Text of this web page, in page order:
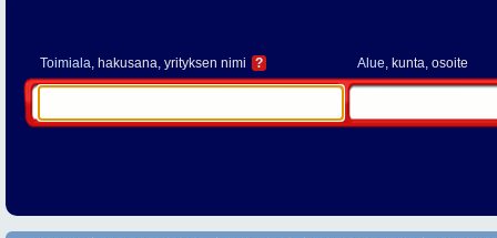
Toimiala, hakusana, yrityksen nimi ? Alue, kunta, osoite